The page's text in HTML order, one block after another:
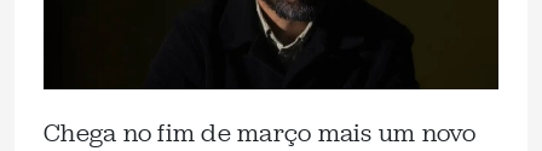
Chega no fim de março mais um novo